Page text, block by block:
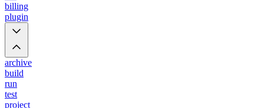
billing
plugin
archive
build
run
test
project